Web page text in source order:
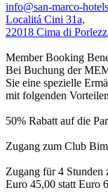
info@san-marco-
Localitá Cini 31a,
22018 Cima di
Member Booking
Bei Buchung der
Sie eine spezielle
mit folgenden
50% Rabatt auf die
Zugang zum Club
Zugang für 4
Euro 45,00 statt Euro